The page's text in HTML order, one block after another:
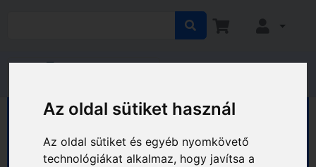
Az oldal sütiket használ
Az oldal sütiket és egyéb nyomkövető
technológiákat alkalmaz, hogy javítsa a
HÁZ KERT HOBBY
Ház
Biztonságtechnikai eszközök
Megfigyelőrendszerek